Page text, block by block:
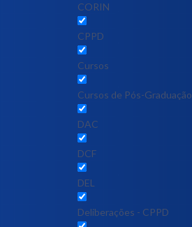
CORIN
CPPD
Cursos
Cursos de Pós-Graduação
DAC
DCF
DEL
Deliberações - CPPD